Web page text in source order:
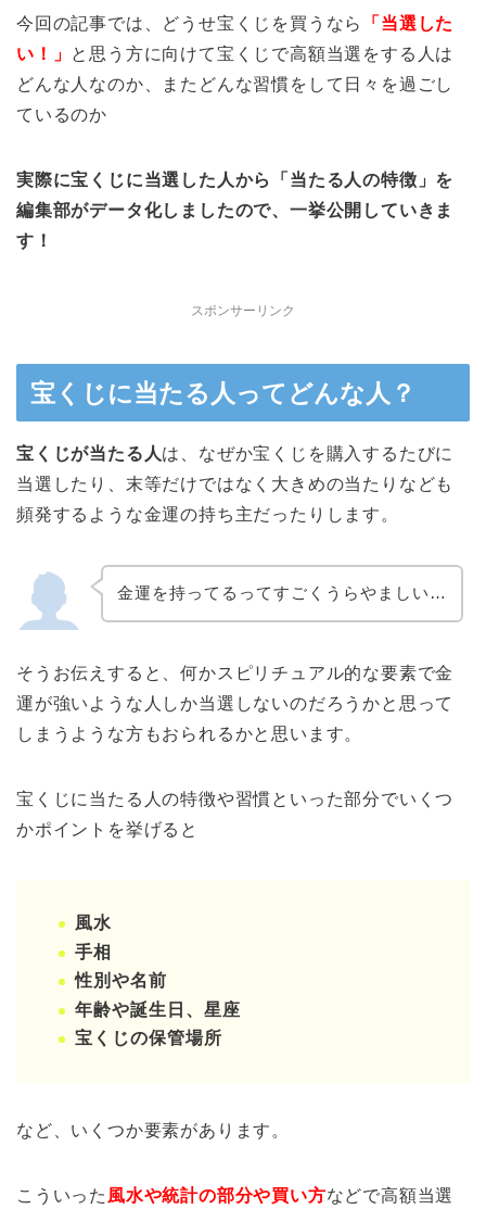
今回の記事では、どうせ宝くじを買うなら
「当選した
い！」 と思う方に向けて宝くじで高額当選をする人は
どんな人なのか、またどんな習慣をして日々を過ごし
ているのか
実際に宝くじに当選した人から「当たる人の特徴」を
編集部がデータ化しましたので、一挙公開していきま
す！
スポンサーリンク
宝くじに当たる人ってどんな人？
宝くじが当たる人は、なぜか宝くじを購入するたびに
当選したり、末等だけではなく大きめの当たりなども
頻発するような金運の持ち主だったりします。
金運を持ってるってすごくうらやましい…
そうお伝えすると、何かスピリチュアル的な要素で金
運が強いような人しか当選しないのだろうかと思って
しまうような方もおられるかと思います。
宝くじに当たる人の特徴や習慣といった部分でいくつ
かポイントを挙げると
風水
手相
性別や名前
年齢や誕生日、星座
宝くじの保管場所
など、いくつか要素があります。
こういった 風水や統計の部分や買い方などで高額当選